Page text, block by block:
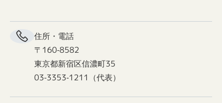
住所・電話
〒160-8582
東京都新宿区信濃町35
03-3353-1211（代表）